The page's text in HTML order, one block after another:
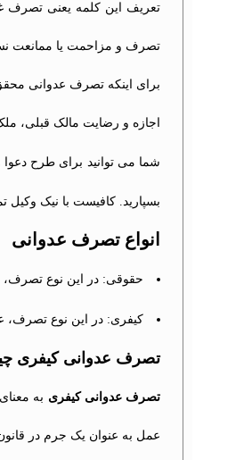
تصرف و مزاحمت یا ممانعت
برای اینکه تصرف عدوانی
اجازه و رضایت مالک قبلی،
شما می توانید برای طرح
بسپارید. کافیست با نیک وکیل
انواع تصرف عدوانی
حقوقی: در این نوع
کیفری: در این نوع تصرف،
تصرف عدوانی کیفری
تصرف عدوانی کیفری به
عمل به عنوان یک جرم در